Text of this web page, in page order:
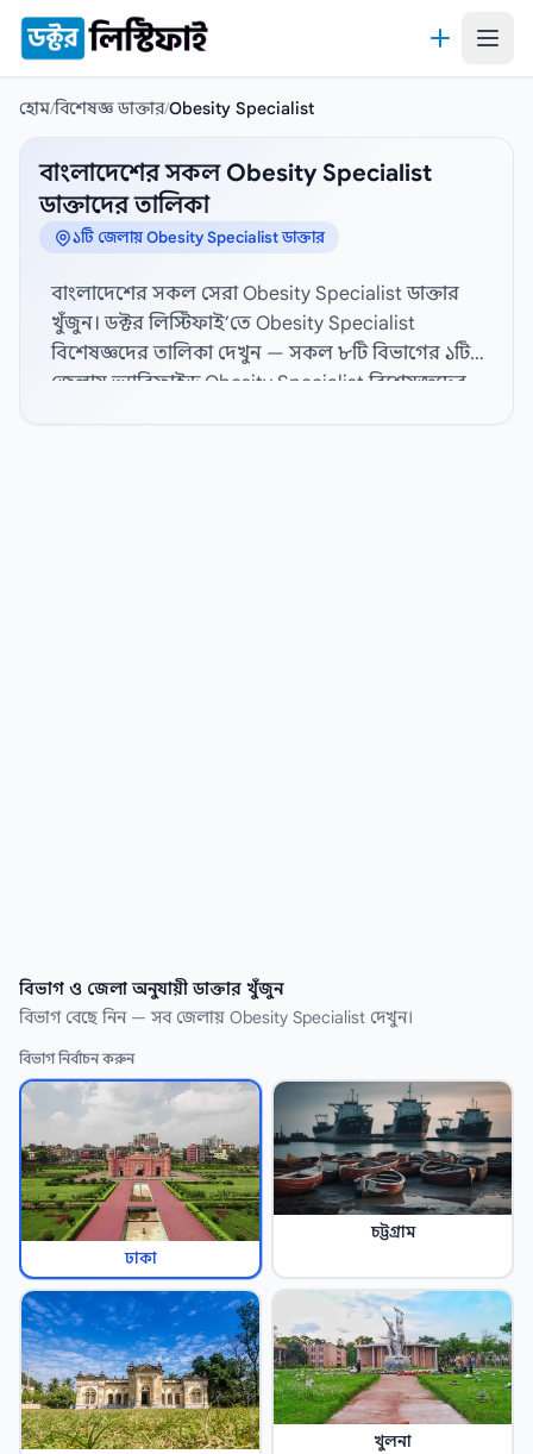
কন্টেন্টে যান
হোম/বিশেষজ্ঞ ডাক্তার/Obesity Specialist
বাংলাদেশের সকল Obesity Specialist
ডাক্তাদের তালিকা
১টি জেলায় Obesity Specialist ডাক্তার
বাংলাদেশের সকল সেরা Obesity Specialist ডাক্তার
খুঁজুন। ডক্টর লিস্টিফাই’তে Obesity Specialist
বিশেষজ্ঞদের তালিকা দেখুন — সকল ৮টি বিভাগের ১টি
জেলায় ভ্যারিফাইড Obesity Specialist বিশেষজ্ঞদের
বিভাগ ও জেলা অনুযায়ী ডাক্তার খুঁজুন
বিভাগ বেছে নিন — সব জেলায় Obesity Specialist দেখুন।
বিভাগ নির্বাচন করুন
ঢাকা
চট্টগ্রাম
খুলনা